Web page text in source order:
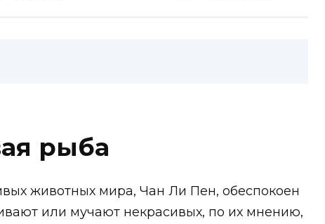
рыба
животных мира, Чан Ли Пен, обеспокоен
или мучают некрасивых, по их мнению,